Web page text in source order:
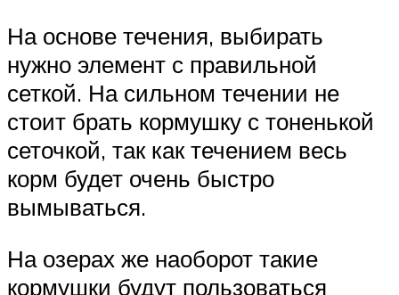
На основе течения, выбирать
нужно элемент с правильной
сеткой. На сильном течении не
стоит брать кормушку с тоненькой
сеточкой, так как течением весь
корм будет очень быстро
вымываться.
На озерах же наоборот такие
кормушки будут пользоваться